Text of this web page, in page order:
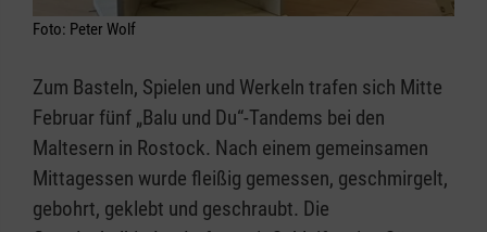
Foto: Peter Wolf
Zum Basteln, Spielen und Werkeln trafen sich Mitte
Februar fünf „Balu und Du“-Tandems bei den
Maltesern in Rostock. Nach einem gemeinsamen
Mittagessen wurde fleißig gemessen, geschmirgelt,
gebohrt, geklebt und geschraubt. Die